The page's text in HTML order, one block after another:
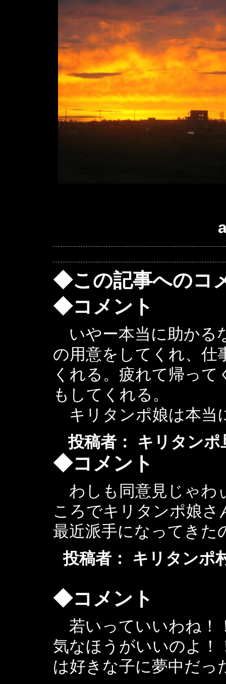
◆この記事へのコ
◆コメント
いやー本当に助かる
の用意をしてくれ、仕
くれる。疲れて帰っ
もしてくれる。
キリタンポ娘は本当
投稿者： キリタン
◆コメント
わしも同意見じゃわ
ころでキリタンポ娘
最近派手になってきた
投稿者： キリタンポ
◆コメント
若いっていいわね！
気なほうがいいのよ！
は好きな子に夢中だっ